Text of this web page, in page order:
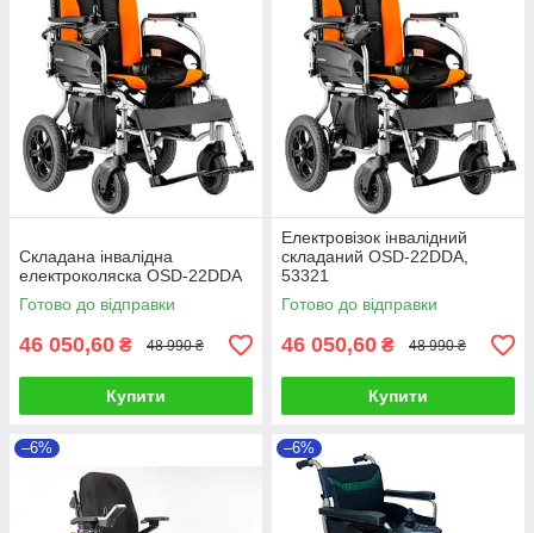
Складана інвалідна
електроколяска OSD-22DDA
Готово до відправки
46 050,60 ₴ 48 990 ₴
Купити
Електровізок інвалідний
складаний OSD-22DDA,
53321
Готово до відправки
46 050,60 ₴ 48 990 ₴
Купити
–6% –6%